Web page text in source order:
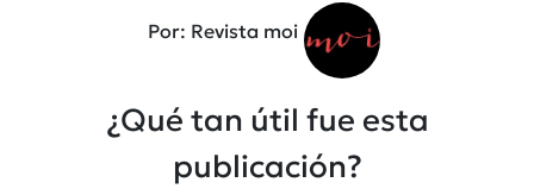
Por: Revista moi
¿Qué tan útil fue esta
publicación?